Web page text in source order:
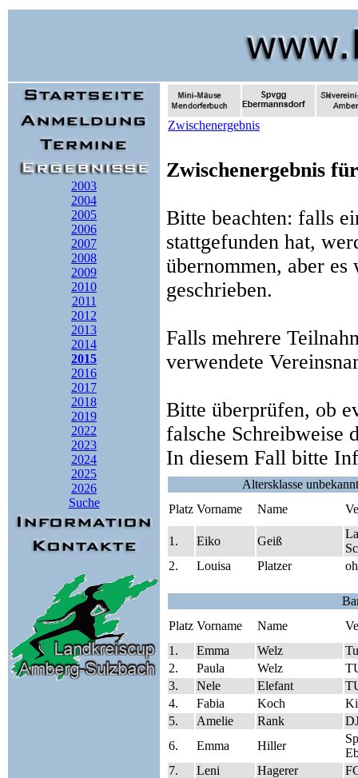
2003
2004
2005
2006
2007
2008
2009
2010
2011
2012
2013
2014
2015
2016
2017
2018
2019
2022
2023
2024
2025
2026
Suche
Zwischenergebnis
Zwischenergebnis
Bitte beachten: falls
stattgefunden hat,
übernommen, aber
geschrieben.
Falls mehrere
verwendete
Bitte überprüfen, ob
falsche Schreibweise
In diesem Fall bitte
Altersklasse
Platz Vorname Name
1. Eiko Geiß
2.
Louisa Platzer
Platz Vorname Name
1.
Emma Welz
2.
Paula Welz
3.
Nele Elefant
4.
Fabia Koch
5.
Amelie Rank
6.
Emma Hiller
7.
Leni Hagerer